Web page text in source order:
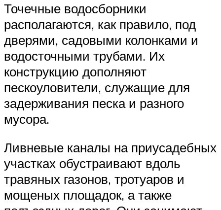
Точечные водосборники
располагаются, как правило, под
дверями, садовыми колонками и
водосточными трубами. Их
конструкцию дополняют
пескоуловители, служащие для
задерживания песка и разного
мусора.
Ливневые каналы на приусадебных
участках обустраивают вдоль
травяных газонов, тротуаров и
мощеных площадок, а также